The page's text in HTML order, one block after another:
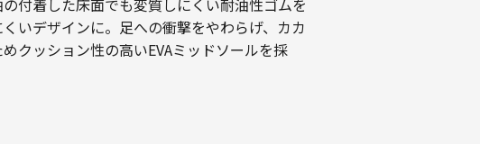
付着した床面でも変質しにくい耐油性ゴムを
いデザインに。足への衝撃をやわらげ、カカ
クッション性の高いEVAミッドソールを採